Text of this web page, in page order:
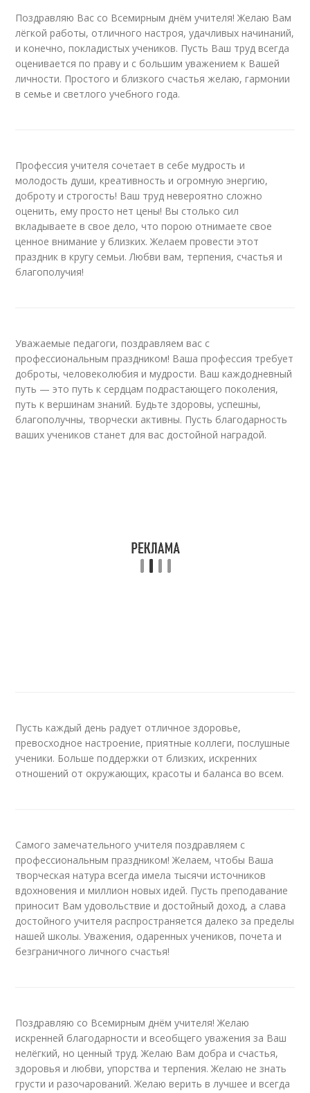
Поздравляю Вас со Всемирным днём учителя! Желаю Вам
лёгкой работы, отличного настроя, удачливых начинаний,
и конечно, покладистых учеников. Пусть Ваш труд всегда
оценивается по праву и с большим уважением к Вашей
личности. Простого и близкого счастья желаю, гармонии
в семье и светлого учебного года.
Профессия учителя сочетает в себе мудрость и
молодость души, креативность и огромную энергию,
доброту и строгость! Ваш труд невероятно сложно
оценить, ему просто нет цены! Вы столько сил
вкладываете в свое дело, что порою отнимаете свое
ценное внимание у близких. Желаем провести этот
праздник в кругу семьи. Любви вам, терпения, счастья и
благополучия!
Уважаемые педагоги, поздравляем вас с
профессиональным праздником! Ваша профессия требует
доброты, человеколюбия и мудрости. Ваш каждодневный
путь — это путь к сердцам подрастающего поколения,
путь к вершинам знаний. Будьте здоровы, успешны,
благополучны, творчески активны. Пусть благодарность
ваших учеников станет для вас достойной наградой.
Пусть каждый день радует отличное здоровье,
превосходное настроение, приятные коллеги, послушные
ученики. Больше поддержки от близких, искренних
отношений от окружающих, красоты и баланса во всем.
Самого замечательного учителя поздравляем с
профессиональным праздником! Желаем, чтобы Ваша
творческая натура всегда имела тысячи источников
вдохновения и миллион новых идей. Пусть преподавание
приносит Вам удовольствие и достойный доход, а слава
достойного учителя распространяется далеко за пределы
нашей школы. Уважения, одаренных учеников, почета и
безграничного личного счастья!
Поздравляю со Всемирным днём учителя! Желаю
искренней благодарности и всеобщего уважения за Ваш
нелёгкий, но ценный труд. Желаю Вам добра и счастья,
здоровья и любви, упорства и терпения. Желаю не знать
грусти и разочарований. Желаю верить в лучшее и всегда